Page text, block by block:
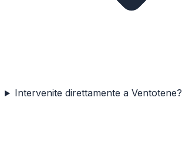
Intervenite direttamente a Ventotene?